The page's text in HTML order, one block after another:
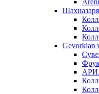
Gevorkian